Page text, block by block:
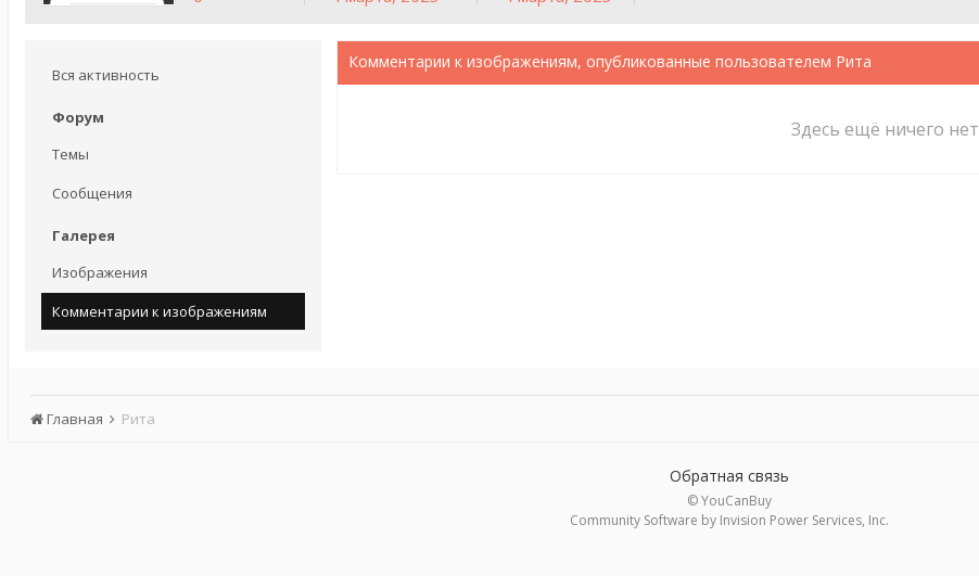
Вся активность
Форум
Темы
Сообщения
Галерея
Изображения
Комментарии к изображениям
Комментарии к изображениям, опубликованные пользователем Рита
Здесь ещё ничего нет
Главная Рита
Обратная связь
© YouCanBuy
Community Software by Invision Power Services, Inc.